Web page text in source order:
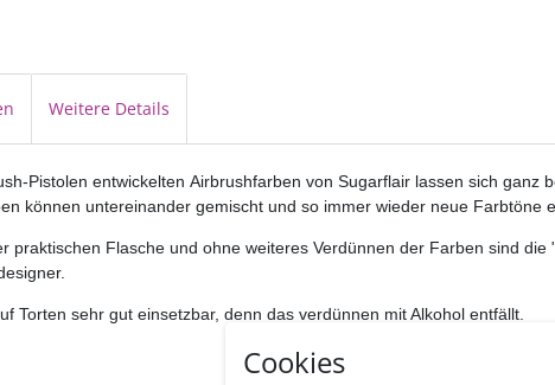
Weitere Details
Pistolen entwickelten Airbrushfarben von Sugarflair lassen sich ganz
können untereinander gemischt und so immer wieder neue Farbtöne
praktischen Flasche und ohne weiteres Verdünnen der Farben sind
Torten sehr gut einsetzbar, denn das verdünnen mit Alkohol entfällt.
Cookies